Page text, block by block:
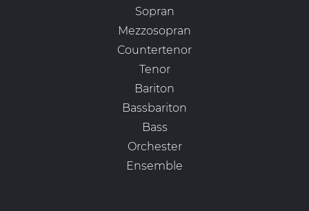
Sopran
Mezzosopran
Countertenor
Tenor
Bariton
Bassbariton
Bass
Orchester
Ensemble